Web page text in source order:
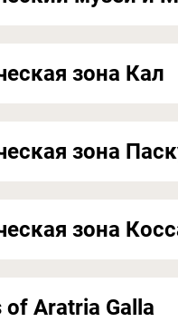
зона Кал
зона
зона
of Aratria Galla